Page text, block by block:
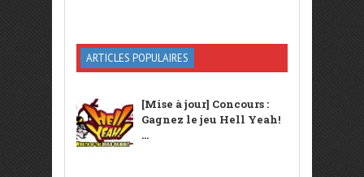
ARTICLES POPULAIRES
[Mise à jour] Concours :
Gagnez le jeu Hell Yeah!
...